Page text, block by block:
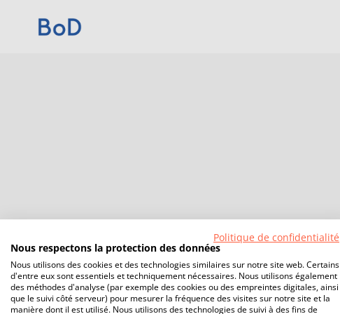
Politique de confidentialité
Nous respectons la protection des données
Nous utilisons des cookies et des technologies similaires sur notre site web. Certains
d'entre eux sont essentiels et techniquement nécessaires. Nous utilisons également
des méthodes d'analyse (par exemple des cookies ou des empreintes digitales, ainsi
que le suivi côté serveur) pour mesurer la fréquence des visites sur notre site et la
manière dont il est utilisé. Nous utilisons des technologies de suivi à des fins de